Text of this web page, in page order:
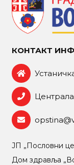
КОНТАКТ
ЈП „Пословни
Дом здравља